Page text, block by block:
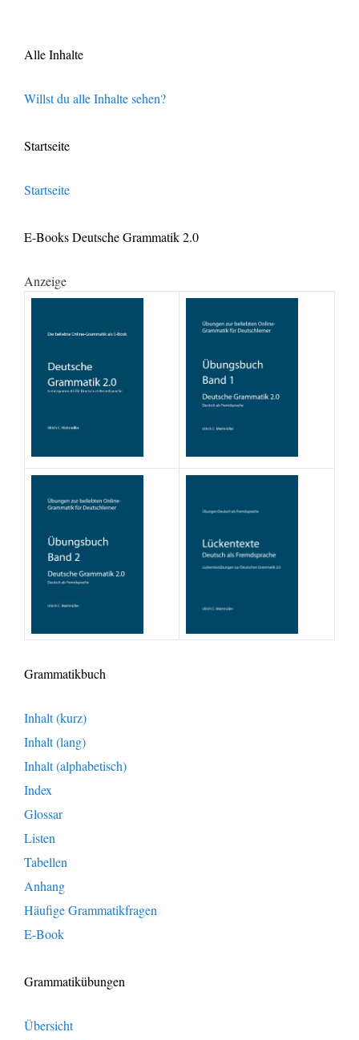
Alle Inhalte
Willst du alle Inhalte sehen?
Startseite
Startseite
E-Books Deutsche Grammatik 2.0
Anzeige
Grammatikbuch
Inhalt (kurz)
Inhalt (lang)
Inhalt (alphabetisch)
Index
Glossar
Listen
Tabellen
Anhang
Häufige Grammatikfragen
E-Book
Grammatikübungen
Übersicht